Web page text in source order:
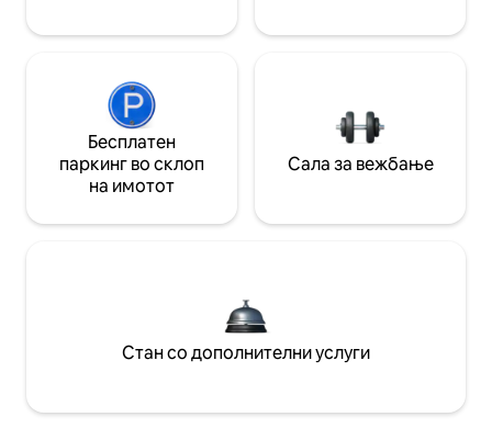
Бесплатен
паркинг во склоп
на имотот
Сала за вежбање
Стан со дополнителни услуги